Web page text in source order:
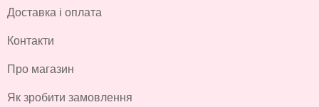
Доставка і оплата
Контакти
Про магазин
Як зробити замовлення